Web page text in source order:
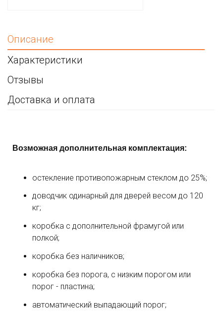
Описание
Характеристики
Отзывы
Доставка и оплата
Возможная дополнительная комплектация:
остекление противопожарным стеклом до 25%;
доводчик одинарный для дверей весом до 120
кг;
коробка с дополнительной фрамугой или
полкой;
коробка без наличников;
коробка без порога, с низким порогом или
порог - пластина;
автоматический выпадающий порог;